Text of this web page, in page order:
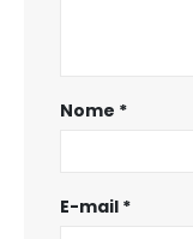
Nome *
E-mail *